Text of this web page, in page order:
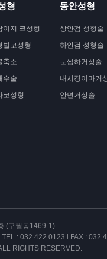
형
이지 코성형
별코성형
축소
수술
코성형
동안성형
상안검 성형술
하안검 성형술
눈썹하거상술
내시경이마거
안면거상술
(구월동1469-1)
: 032 422 0123 l FAX : 032
RIGHTS RESERVED.